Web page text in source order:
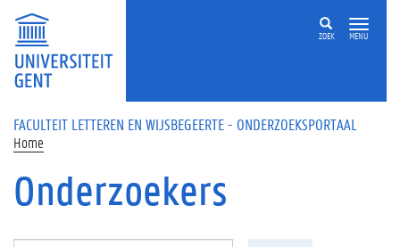
Overslaan en naar de inhoud gaan
ZOEK MENU
FACULTEIT LETTEREN EN WIJSBEGEERTE - ONDERZOEKSPORTAAL
Home
Onderzoekers